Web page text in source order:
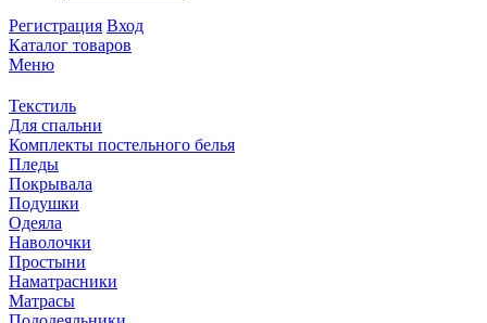
Регистрация Вход
Каталог товаров
Меню
Текстиль
Для спальни
Комплекты постельного белья
Пледы
Покрывала
Подушки
Одеяла
Наволочки
Простыни
Наматрасники
Матрасы